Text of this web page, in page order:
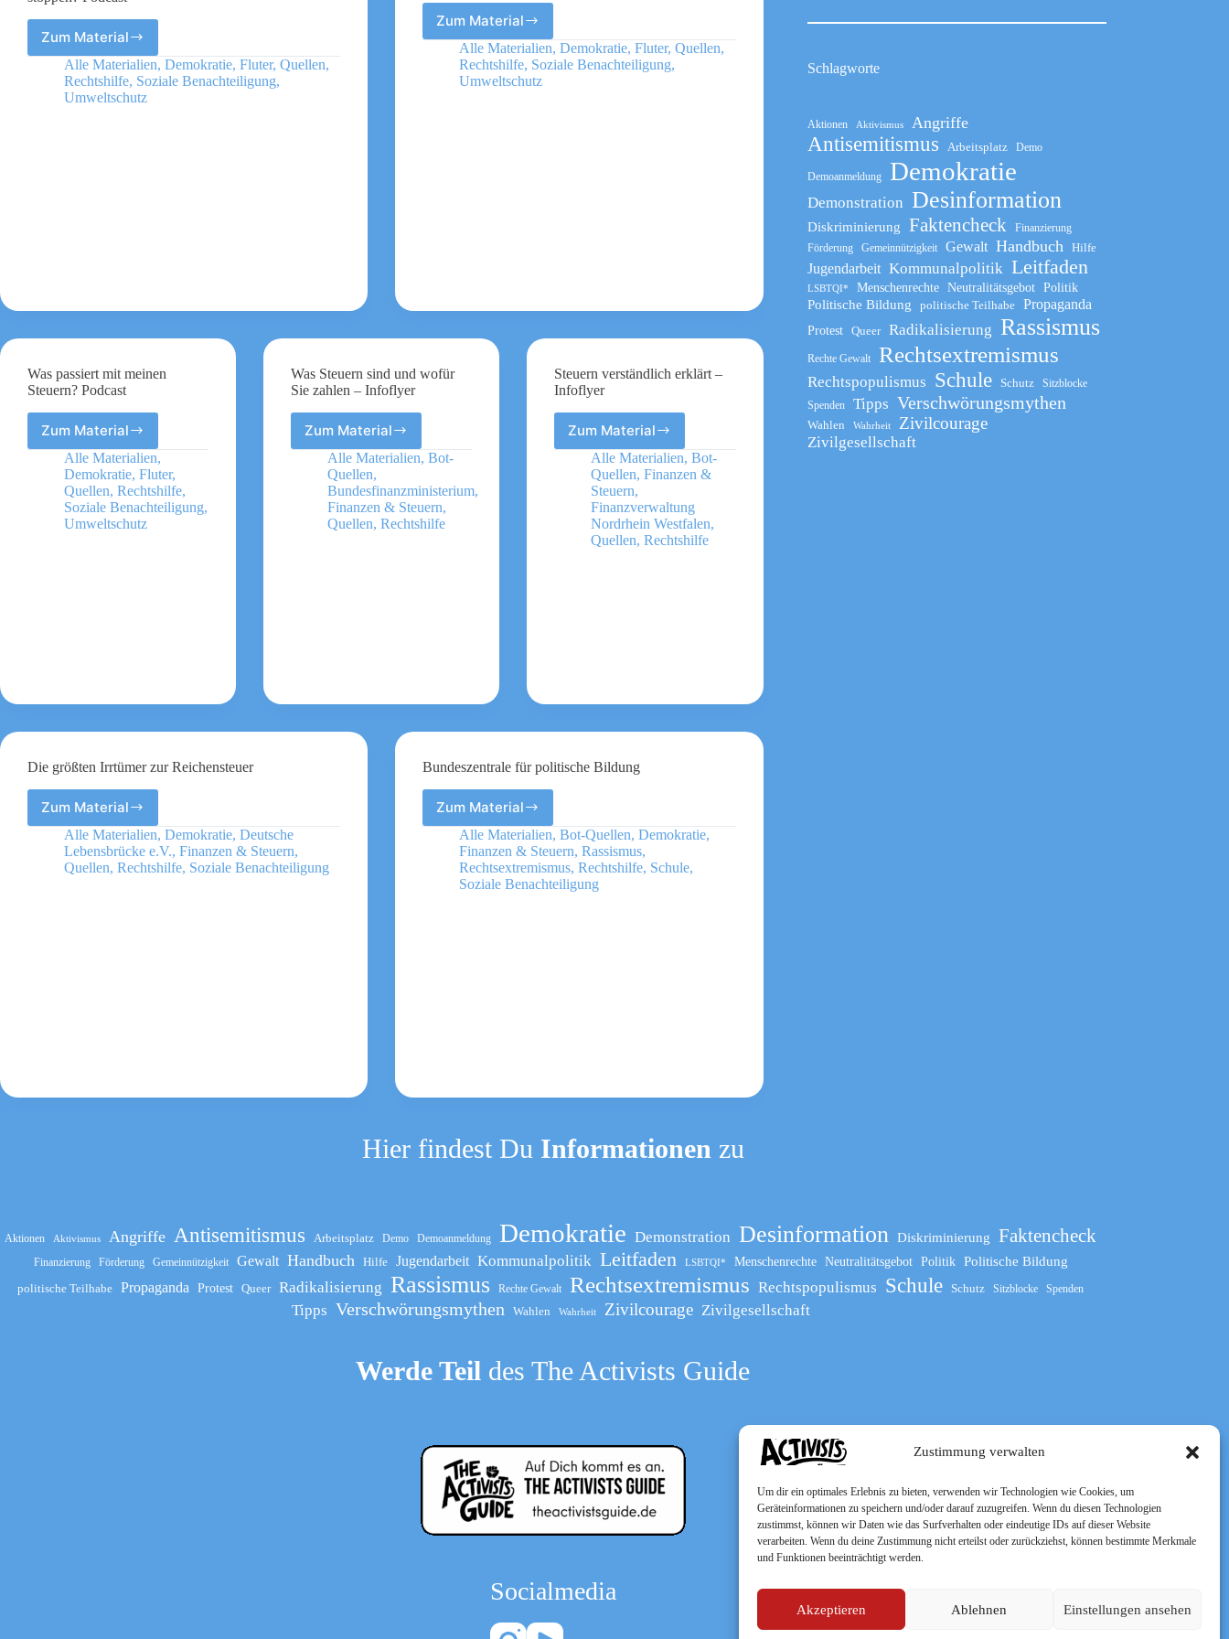
Zustimmung verwalten
Um dir ein optimales Erlebnis zu bieten, verwenden wir Technologien wie Cookies, um
Geräteinformationen zu speichern und/oder darauf zuzugreifen. Wenn du diesen Technologien
zustimmst, können wir Daten wie das Surfverhalten oder eindeutige IDs auf dieser Website
verarbeiten. Wenn du deine Zustimmung nicht erteilst oder zurückziehst, können bestimmte Merkmale
und Funktionen beeinträchtigt werden.
Akzeptieren Ablehnen Einstellungen ansehen
Zum Material
Wie
lange
bleibt
uns,
Alle Materialien, Demokratie, Fluter, Quellen,
Rechtshilfe, Soziale Benachteiligung,
Umweltschutz
Zum Material
Was
interessiert
mich
die
Alle Materialien,Demokratie,Fluter,Quellen,
Rechtshilfe, Soziale Benachteiligung,
Umweltschutz
Was passiert mit meinen
Steuern? Podcast
Zum Material
Was
passiert
mit
meinen
Steuern?
Podcast
Alle Materialien,
Demokratie, Fluter,
Quellen, Rechtshilfe,
Soziale Benachteiligung,
Umweltschutz
Was Steuern sind und wofür
Sie zahlen – Infoflyer
Zum Material
Was
Steuern
sind
und
wofür
Sie
Alle Materialien,Bot-
Quellen,
Bundesfinanzministerium,
Finanzen & Steuern,
Quellen,Rechtshilfe
Steuern verständlich erklärt –
Infoflyer
Zum Material
Steuern
verständlich
erklärt
–
Infoflyer
Alle Materialien,Bot-
Quellen,Finanzen &
Steuern,
Finanzverwaltung
Nordrhein Westfalen,
Quellen,Rechtshilfe
Die größten Irrtümer zur Reichensteuer
Zum Material
Die
größten
Irrtümer
zur
Alle Materialien, Demokratie, Deutsche
Lebensbrücke e.V., Finanzen & Steuern,
Quellen, Rechtshilfe, Soziale Benachteiligung
Bundeszentrale für politische Bildung
Zum MaterialBundeszentrale
für
politische
Bildung
Alle Materialien,Bot-Quellen,Demokratie,
Finanzen & Steuern,Rassismus,
Rechtsextremismus,Rechtshilfe, Schule,
Soziale Benachteiligung
Schlagworte
Aktionen Aktivismus Angriffe
Antisemitismus Arbeitsplatz Demo
Demoanmeldung Demokratie
Demonstration Desinformation
Diskriminierung Faktencheck
Finanzierung
Förderung
Gemeinnützigkeit Gewalt Handbuch Hilfe
Jugendarbeit Kommunalpolitik Leitfaden
LSBTQI* Menschenrechte Neutralitätsgebot Politik
Politische Bildung politische Teilhabe Propaganda
Protest Queer Radikalisierung Rassismus
Rechte Gewalt Rechtsextremismus
Rechtspopulismus Schule Schutz
Sitzblocke
Spenden
Tipps Verschwörungsmythen
Wahlen Wahrheit Zivilcourage
Zivilgesellschaft
Hier findest Du Informationen zu
Aktionen Aktivismus Angriffe Antisemitismus Arbeitsplatz Demo Demoanmeldung Demokratie Demonstration Desinformation Diskriminierung Faktencheck
Finanzierung Förderung Gemeinnützigkeit Gewalt Handbuch Hilfe Jugendarbeit Kommunalpolitik Leitfaden LSBTQI* Menschenrechte Neutralitätsgebot Politik Politische Bildung
politische Teilhabe Propaganda Protest Queer Radikalisierung Rassismus Rechte Gewalt Rechtsextremismus Rechtspopulismus Schule Schutz Sitzblocke Spenden
Tipps Verschwörungsmythen Wahlen Wahrheit Zivilcourage Zivilgesellschaft
Werde Teil des The Activists Guide
Socialmedia